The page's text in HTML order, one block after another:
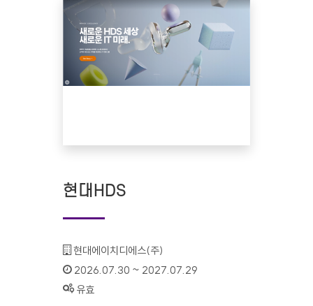
현대HDS
기관명 :
현대에이치디에스(주)
인증기간 :
2026.07.30 ~ 2027.07.29
상태 :
유효